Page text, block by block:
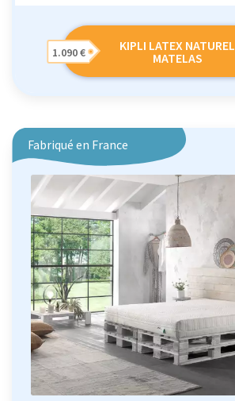
KIPLI LATEX NATUREL
MATELAS
1.090 €
Fabriqué en France